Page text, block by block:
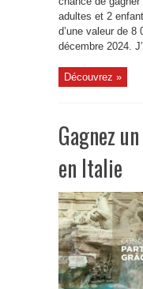
adultes et 2
d’une valeur de 8
décembre 2024.
Découvrez »
Gagnez
en Italie